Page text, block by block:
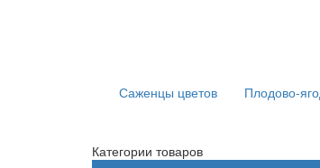
Саженцы цветов Плодово-
Категории товаров